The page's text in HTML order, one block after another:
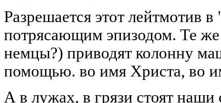
Разрешается этот лейтмотив
потрясающим эпизодом. Те
немцы?) приводят колонну
помощью. во имя Христа, во
А в лужах, в грязи стоят наши